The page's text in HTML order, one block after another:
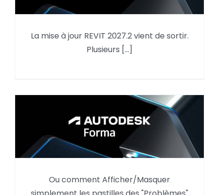
Mise à jour REVIT 2027.2
La mise à jour REVIT 2027.2 vient de sortir.
Plusieurs [...]
Autodesk Forma,
Afficher/Masquer les
Ou comment Afficher/Masquer